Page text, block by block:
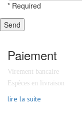
* Required
Send
Paiement
Virement bancaire
Espèces en livraison
lire la suite